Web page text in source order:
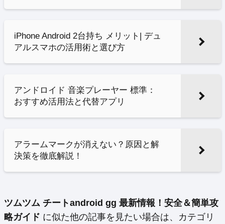
iPhone Android 2台持ち メリット| デュ
アルスマホの活用術と選び方
アンドロイド 音楽プレーヤー 標準：
おすすめ活用法と代替アプリ
アラームマークが消えない？原因と解
決策を徹底解説！
ツムツム チートandroid gg 最新情報！安全＆簡単攻
略ガイド に似た他の記事を見たい場合は、カテゴリ